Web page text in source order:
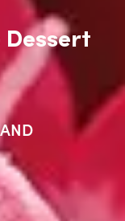
Dessert